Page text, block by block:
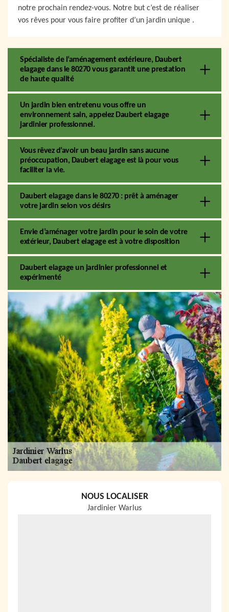
notre prochain rendez-vous. Notre but c’est de réaliser
vos rêves pour vous faire profiter d’un jardin unique .
Spécialiste de l’aménagement extérieure, Daubert
elagage dans le 80270 vous garantit une prestation
de haute qualité
Un jardin bien entretenu vous offre un
environnement sain, appelez Daubert elagage
jardinier professionnel.
Vous rêvez d’avoir un beau jardin sans aucune
préoccupation, Daubert elagage est là pour vous
faciliter la vie.
Daubert elagage dans le 80270 : prêt à aménager
votre jardin selon vos désirs
Envie d’aménager votre jardin pour le soin de votre
extérieur, Daubert elagage est à votre disposition
Daubert elagage un jardinier professionnel et
expérimenté
NOUS LOCALISER
Jardinier Warlus